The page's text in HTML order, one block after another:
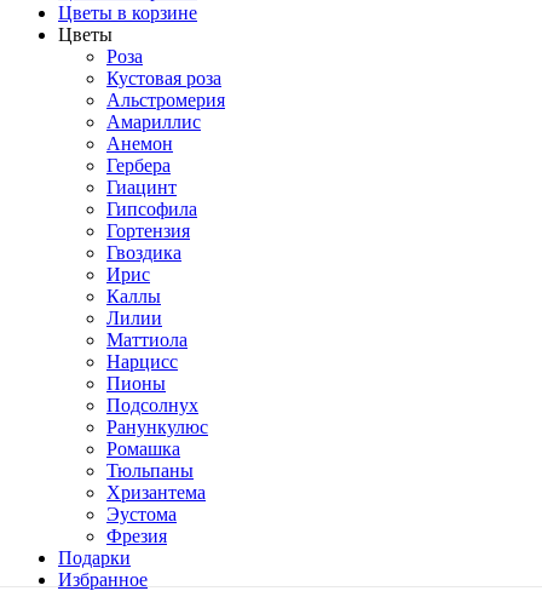
Цветы в корзине
Цветы
Роза
Кустовая роза
Альстромерия
Амариллис
Анемон
Гербера
Гиацинт
Гипсофила
Гортензия
Гвоздика
Ирис
Каллы
Лилии
Маттиола
Нарцисс
Пионы
Подсолнух
Ранункулюс
Ромашка
Тюльпаны
Хризантема
Эустома
Фрезия
Подарки
Избранное